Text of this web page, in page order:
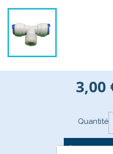
3,00
Quantité